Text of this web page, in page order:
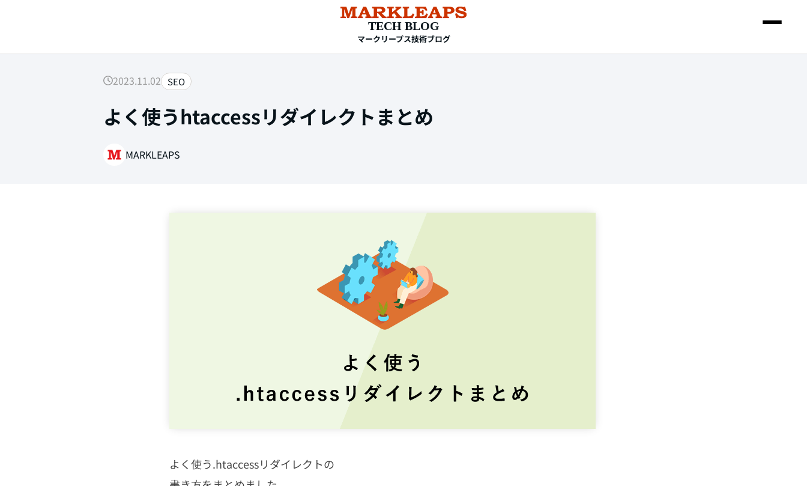
TECH BLOG
マークリープス技術ブログ
SEARCH TAG
2023.11.02 SEO
よく使うhtaccessリダイレクトまとめ
MARKLEAPS
よく使う.htaccessリダイレクトの